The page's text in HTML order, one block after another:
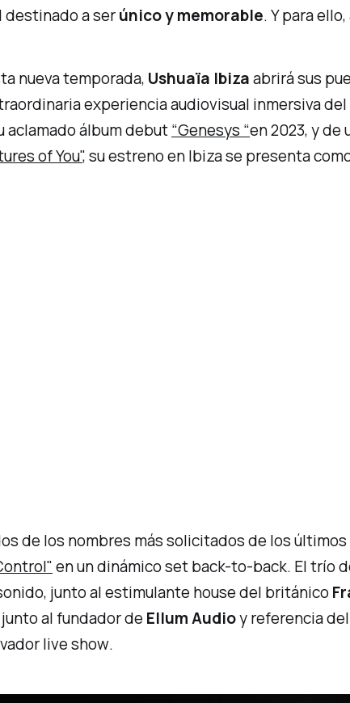
destinado a serúnico y memorable. Y para
nueva temporada, Ushuaïa Ibizaabrirá sus
experiencia audiovisual inmersiva
aclamado álbum debut“Genesys “en 2023, y
of You", su estreno en Ibiza se presenta
de los nombres más solicitados de los últimos
en un dinámico setback-to-back. El trío
junto al estimulante housedel británico
junto al fundador de Ellum Audioy referencia
live show.